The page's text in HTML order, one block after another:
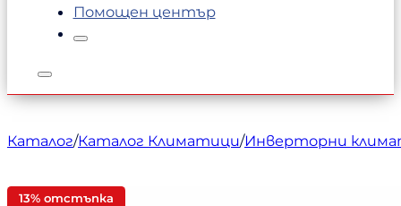
Помощен център
Каталог/Каталог Климатици/Инверторни
13% отстъпка